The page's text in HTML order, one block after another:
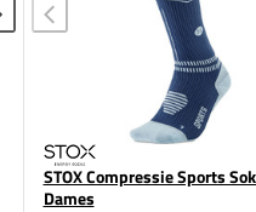
STOX Compressie Sports
Dames